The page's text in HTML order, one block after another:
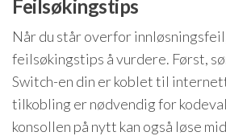
Feilsøkingstips
Når du står overfor
feilsøkingstips å vurdere. Først,
Switch-en din er koblet til
tilkobling er nødvendig for
konsollen på nytt kan også løse